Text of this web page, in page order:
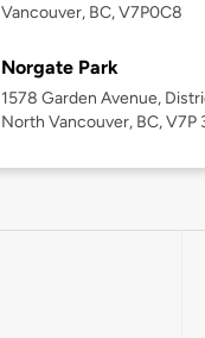
Vancouver, BC, V7P0C8
Norgate Park
1578 Garden Avenue,
North Vancouver, BC, V7P